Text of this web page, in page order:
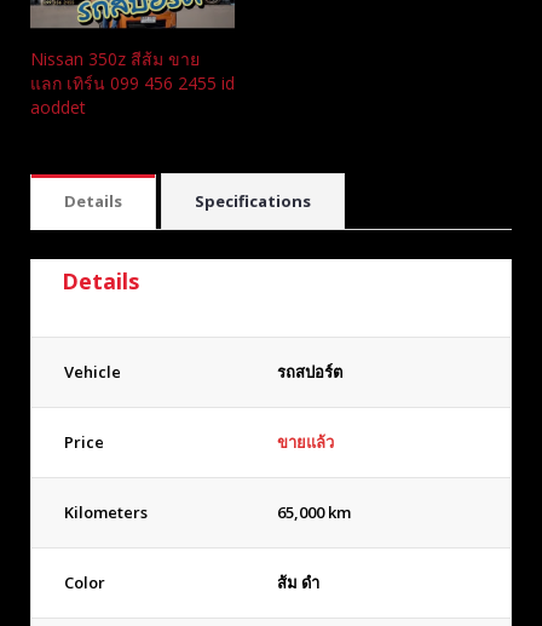
Nissan 350z สีส้ม ขาย
แลก เทิร์น 099 456 2455 id
aoddet
Details Specifications
Details
Vehicle รถสปอร์ต
Price ขายแล้ว
Kilometers 65,000 km
Color ส้ม ดำ